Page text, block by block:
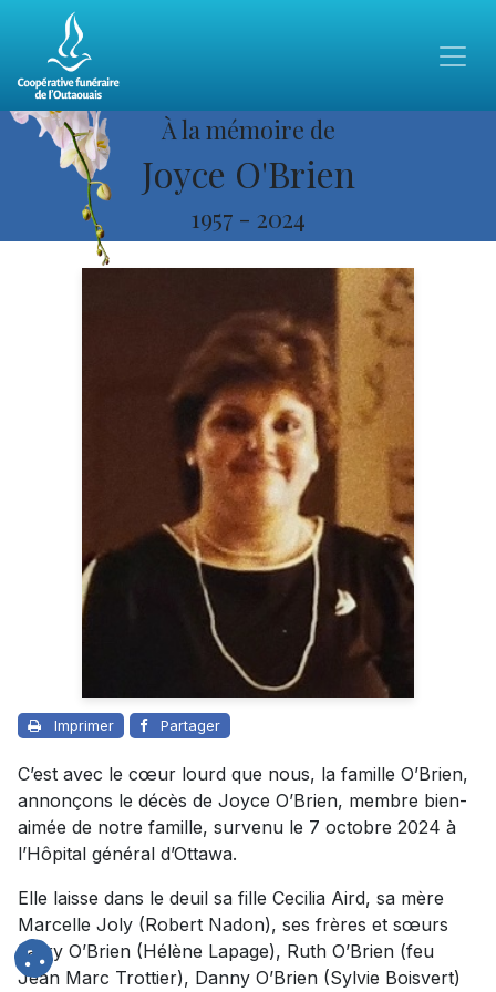
À la mémoire de
Joyce O'Brien
1957 - 2024
Imprimer Partager
C’est avec le cœur lourd que nous, la famille O’Brien,
annonçons le décès de Joyce O’Brien, membre bien-
aimée de notre famille, survenu le 7 octobre 2024 à
l’Hôpital général d’Ottawa.
Elle laisse dans le deuil sa fille Cecilia Aird, sa mère
Marcelle Joly (Robert Nadon), ses frères et sœurs
Larry O’Brien (Hélène Lapage), Ruth O’Brien (feu
Jean Marc Trottier), Danny O’Brien (Sylvie Boisvert)